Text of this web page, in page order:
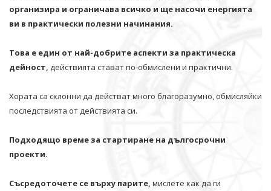
организира и ограничава всичко и щe насочи енергията
ви в практически полезни начинания.
Това е един от най-добрите аспекти за практическа
дейност, действията стават по-обмислени и практични.
Хората са склонни да действат много благоразумно, обмисляйки
последствията от действията си.
Подходящо време за стартиране на дългосрочни
проекти.
Съсредоточете се върху парите, мислете как да ги